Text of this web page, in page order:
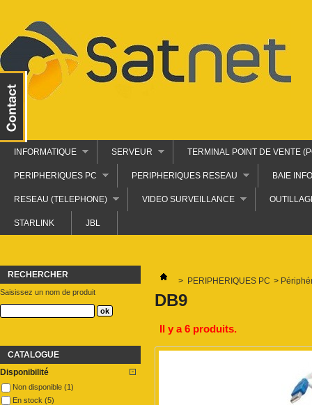
INFORMATIQUE SERVEUR TERMINAL POINT DE VENTE
PERIPHERIQUES PC PERIPHERIQUES RESEAU BAIE
RESEAU (TELEPHONE) VIDEO SURVEILLANCE
STARLINK JBL
RECHERCHER
Saisissez un nom de produit
CATALOGUE
Disponibilité
Non disponible (1)
En stock (5)
> PERIPHERIQUES PC >
DB9
Il y a 6 produits.